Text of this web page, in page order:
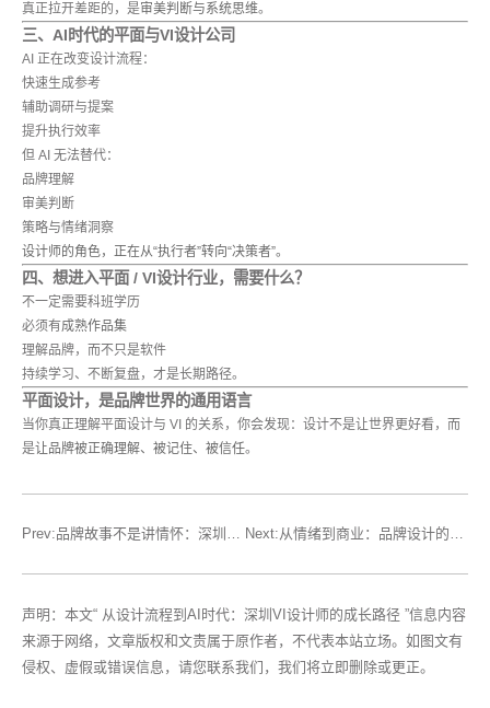
真正拉开差距的，是审美判断与系统思维。
三、AI时代的平面与VI设计公司
AI 正在改变设计流程：
快速生成参考
辅助调研与提案
提升执行效率
但 AI 无法替代：
品牌理解
审美判断
策略与情绪洞察
设计师的角色，正在从“执行者”转向“决策者”。
四、想进入平面 / VI设计行业，需要什么？
不一定需要科班学历
必须有成熟作品集
理解品牌，而不只是软件
持续学习、不断复盘，才是长期路径。
平面设计，是品牌世界的通用语言
当你真正理解平面设计与 VI 的关系，你会发现：设计不是让世界更好看，而
是让品牌被正确理解、被记住、被信任。
Prev:品牌故事不是讲情怀：深圳VI设计如何让品牌价值“被感知” Next:从情绪到商业：品牌设计的配色如何影响用户决策？
声明：本文“ 从设计流程到AI时代：深圳VI设计师的成长路径 ”信息内容
来源于网络，文章版权和文责属于原作者，不代表本站立场。如图文有
侵权、虚假或错误信息，请您联系我们，我们将立即删除或更正。